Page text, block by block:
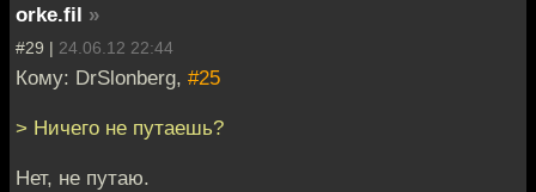
orke.fil »
#29 | 24.06.12 22:44
Кому: DrSlonberg, #25
> Ничего не путаешь?
Нет, не путаю.